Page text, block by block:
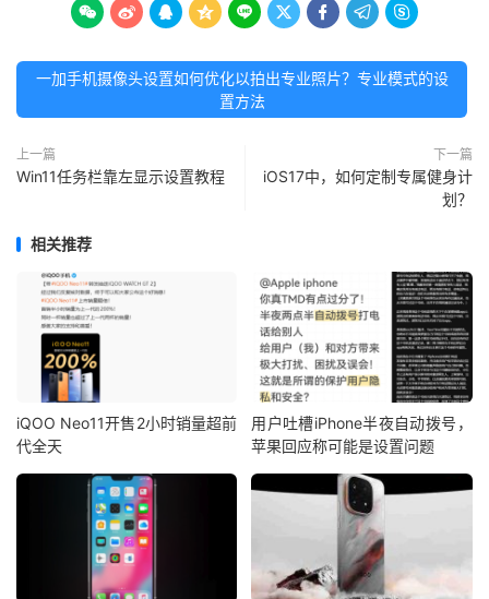
        
一加手机摄像头设置如何优化以拍出专业照片？专业模式的设
置方法
上一篇
Win11任务栏靠左显示设置教程
下一篇
iOS17中，如何定制专属健身计
划？
相关推荐
iQOO Neo11开售2小时销量超前
代全天
用户吐槽iPhone半夜自动拨号，
苹果回应称可能是设置问题